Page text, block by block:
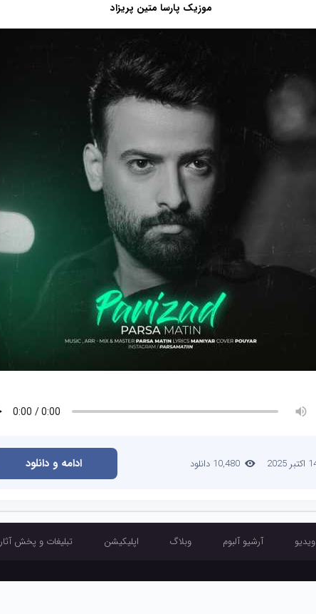
موزیک پارسا متین پریزاد
2025 10,480 دانلود ادامه و دانلود
آرشیو آلبوم وبلاگ اپلیکیشن تبلیغات و پخش آثار